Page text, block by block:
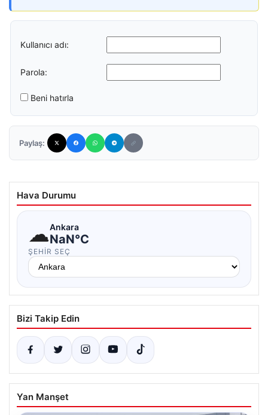
Kullanıcı adı:
Parola:
Beni hatırla
Paylaş:
Hava Durumu
☁Ankara
NaN°C
ŞEHIR SEÇ
Bizi Takip Edin
Yan Manşet